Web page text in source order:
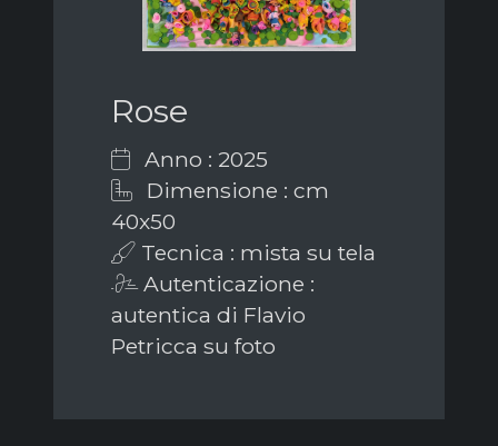
Rose
Anno : 2025
Dimensione : cm
40x50
Tecnica : mista su tela
Autenticazione :
autentica di Flavio
Petricca su foto